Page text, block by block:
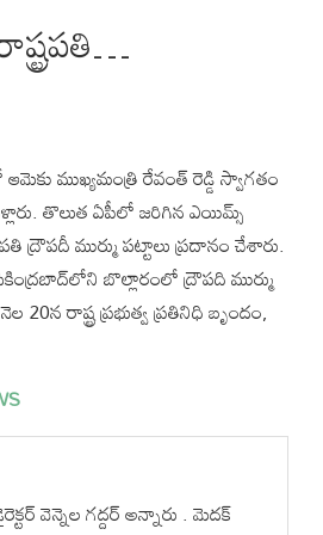
ముఖ్యమంత్రి రేవంత్ రెడ్డి స్వాగతం
తొలుత ఏపీలో జరిగిన ఎయిమ్స్‌
ముర్ము పట్టాలు ప్రదానం చేశారు.
బొల్లారంలో ద్రౌపది ముర్ము
రాష్ట్ర ప్రభుత్వ ప్రతినిధి బృందం,
వెన్నెల గద్దర్ అన్నారు . మెదక్